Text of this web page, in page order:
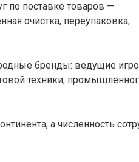
по поставке товаров —
очистка, переупаковка,
бренды: ведущие
техники,
а численность